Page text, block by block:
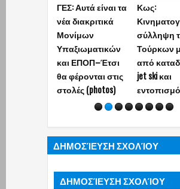
ΓΕΣ: Αυτά είναι τα
νέα διακριτικά
Μονίμων
Υπαξιωματικών
και ΕΠΟΠ–Έτσι
θα φέρονται στις
στολές (photos)
Κως:
σύλληψη
Τούρκων
από
jet ski και
ΔΗΜΟΣΊΕΥΣΗ ΣΧΟΛΊΟΥ
ΔΗΜΟΣΊΕΥΣΗ ΣΧΟΛΊΟΥ